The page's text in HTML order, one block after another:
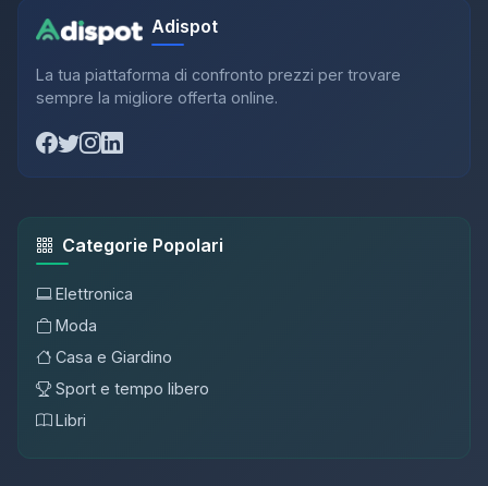
Adispot
La tua piattaforma di confronto prezzi per trovare
sempre la migliore offerta online.
Categorie Popolari
Elettronica
Moda
Casa e Giardino
Sport e tempo libero
Libri